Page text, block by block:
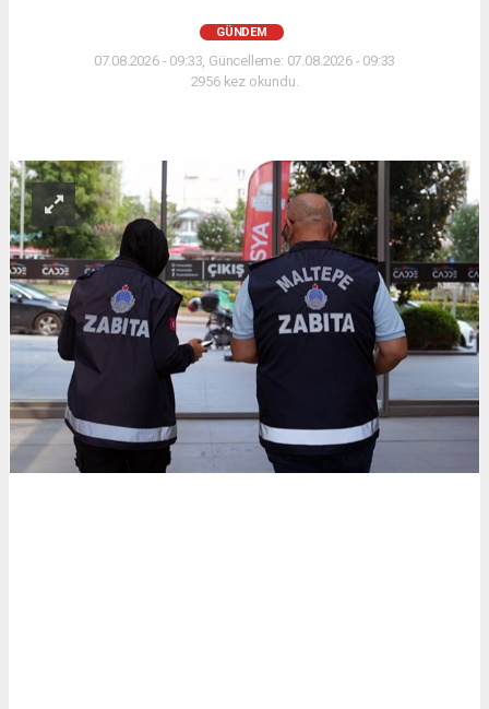
GÜNDEM
07.08.2026 - 09:33, Güncelleme: 07.08.2026 - 09:33
2956 kez okundu.